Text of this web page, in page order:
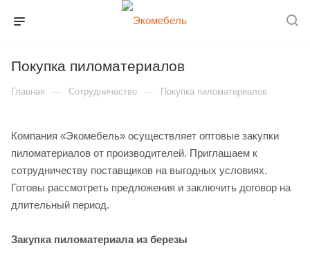
Покупка пиломатериалов
Главная — Сотрудничество — Покупка пиломатериалов
Компания «Экомебель» осуществляет оптовые закупки
пиломатериалов от производителей. Приглашаем к
сотрудничеству поставщиков на выгодных условиях.
Готовы рассмотреть предложения и заключить договор на
длительный период.
Закупка пиломатериала из березы